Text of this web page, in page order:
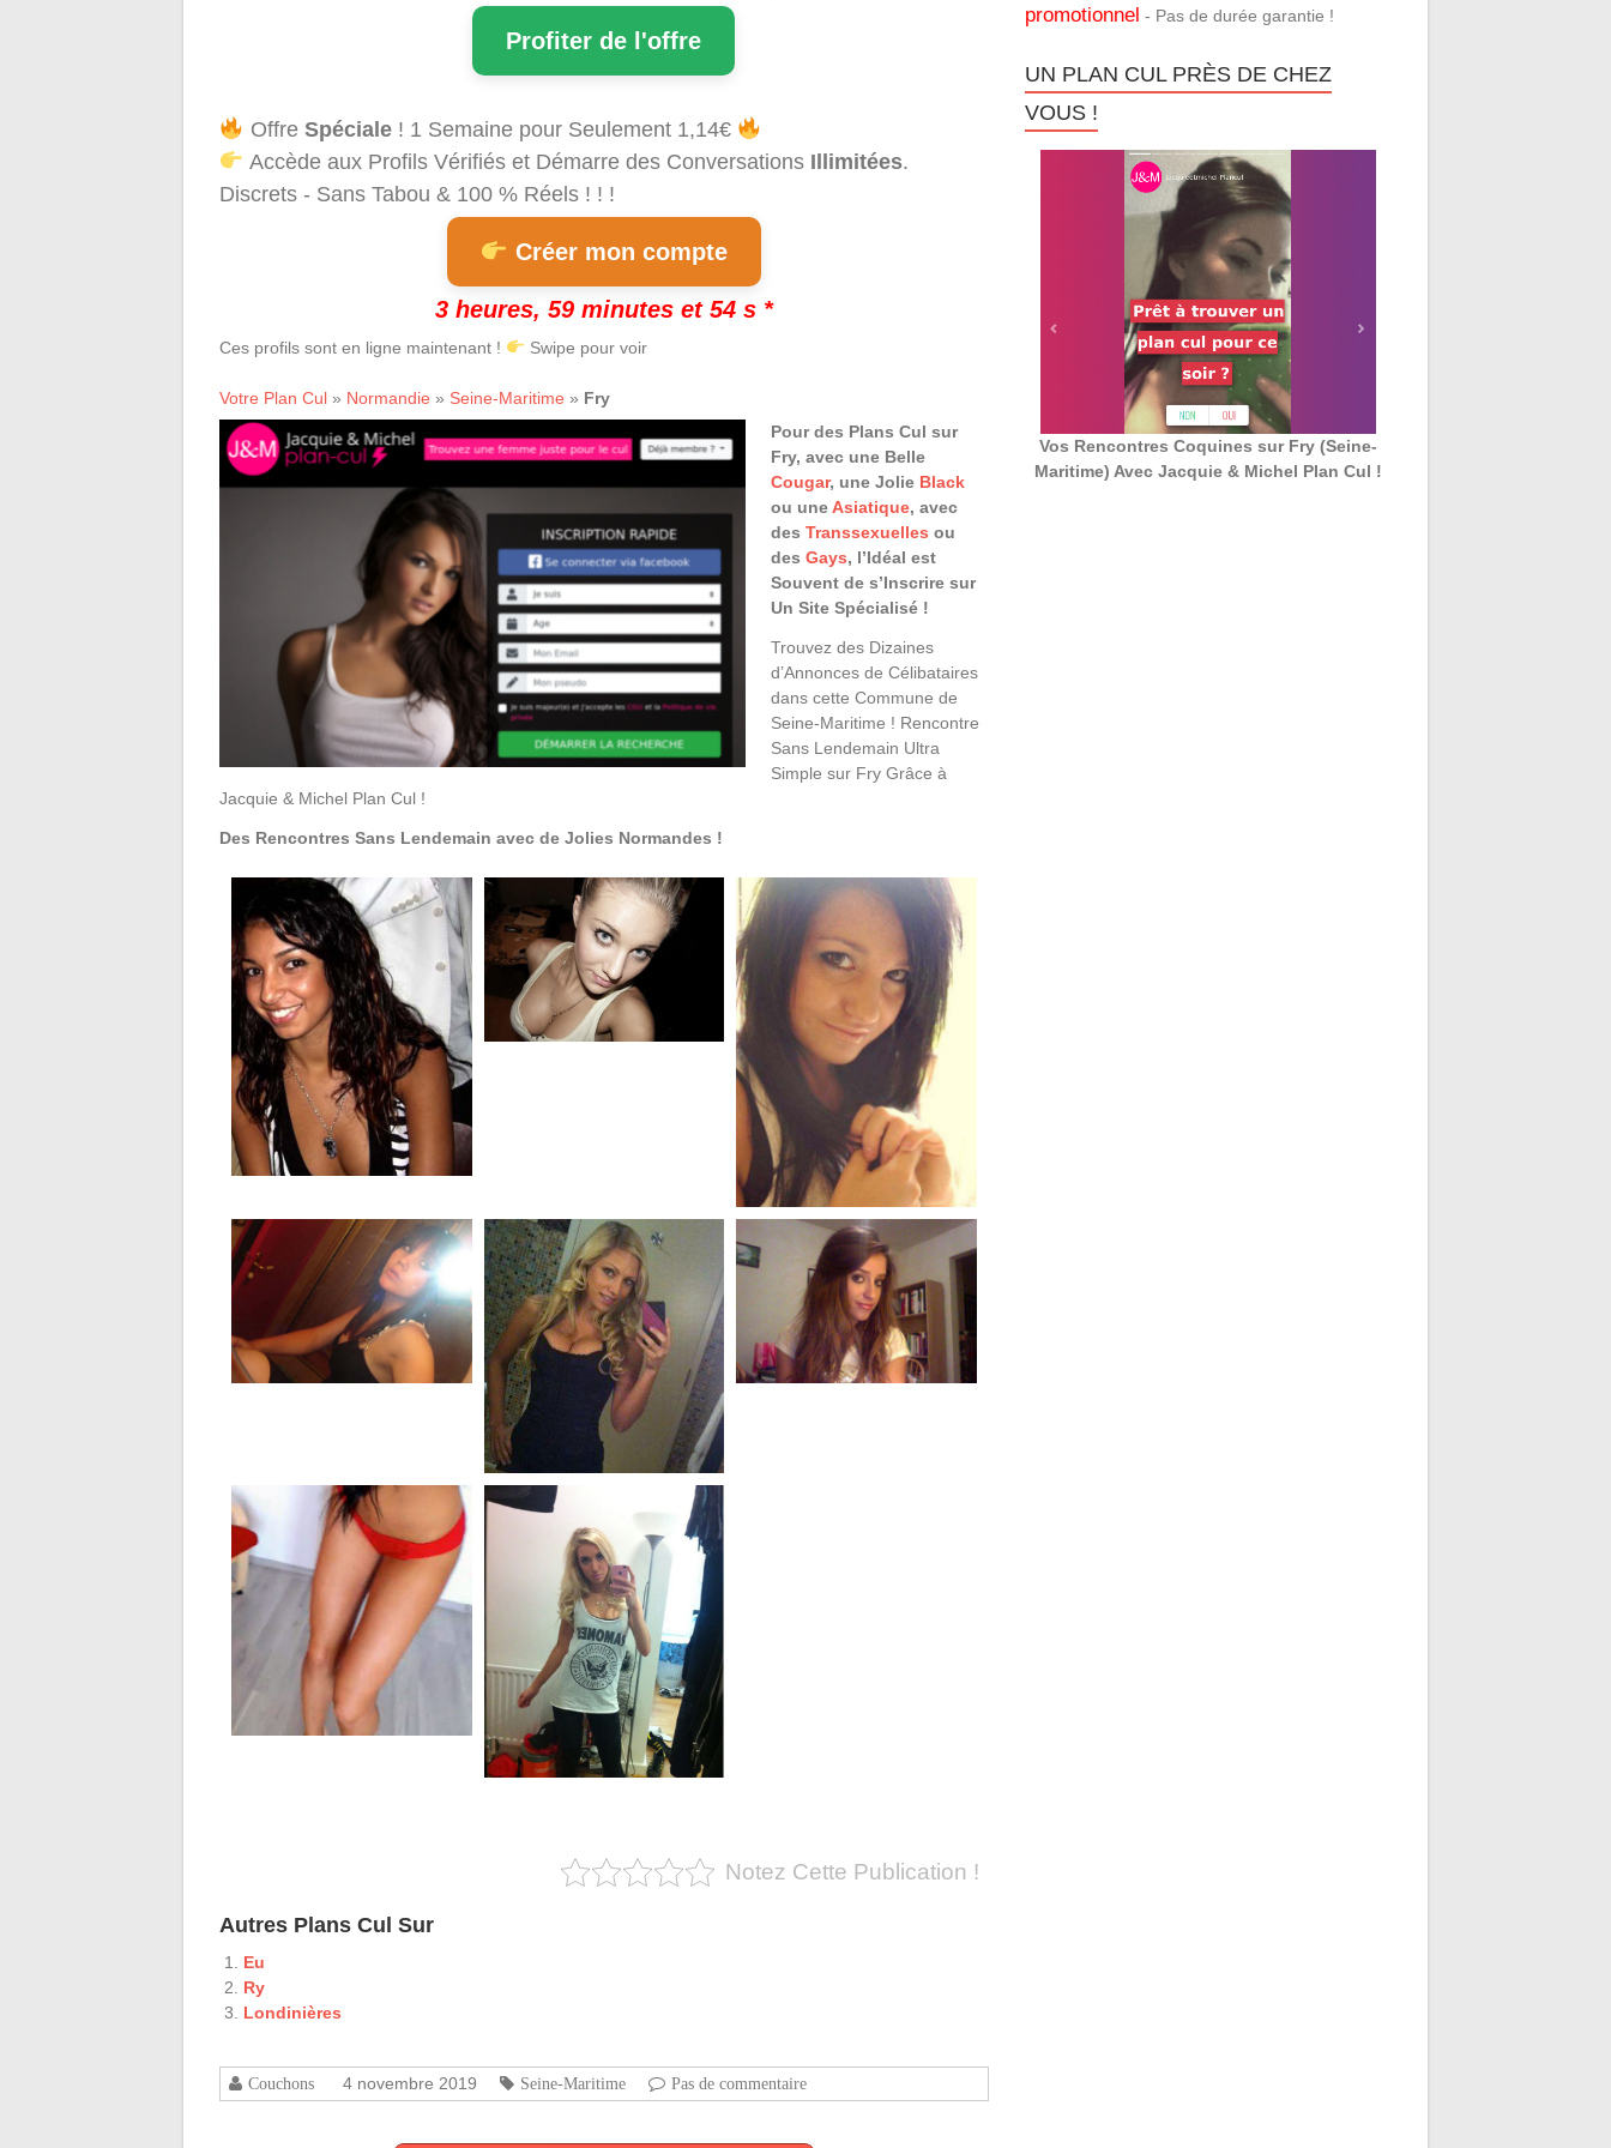
Profiter de l'offre
Offre Spéciale! 1 Semaine pour Seulement 1,14€
Accède aux Profils Vérifiés et Démarre des Conversations Illimitées.
Discrets - Sans Tabou & 100 % Réels ! ! !
Créer mon compte
3 heures, 59 minutes et 53 s *
Ces profils sont en ligne maintenant ! Swipe pour voir
Votre Plan Cul » Normandie » Seine-Maritime » Fry
Pour des Plans Cul sur
Fry, avec une Belle
Cougar, une Jolie Black
ou uneAsiatique, avec
des Transsexuelles ou
des Gays, l’Idéal est
Souvent de s’Inscrire sur
Un Site Spécialisé !
Trouvez des Dizaines
d’Annonces de Célibataires
dans cette Commune de
Seine-Maritime ! Rencontre
Sans Lendemain Ultra
Simple sur Fry Grâce à
Jacquie & Michel Plan Cul !
Des Rencontres Sans Lendemain avec de Jolies Normandes !
Notez Cette Publication !
Autres Plans Cul Sur
Eu
Ry
Londinières
Couchons 4 novembre 2019 Seine-Maritime Pas de commentaire
promotionnel - Pas de durée garantie !
UN PLAN CUL PRÈS DE CHEZ
VOUS !
Vos Rencontres Coquines sur Fry (Seine-
Maritime) Avec Jacquie & Michel Plan Cul !